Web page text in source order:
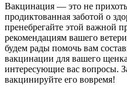
Вакцинация — это не
продиктованная заботой о
пренебрегайте этой важной
рекомендациям вашего
будем рады помочь вам
вакцинации для вашего
интересующие вас вопросы.
вакцинируйте его вовремя!